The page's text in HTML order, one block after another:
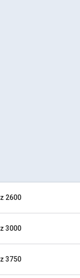
z 2600
z 3000
z 3750